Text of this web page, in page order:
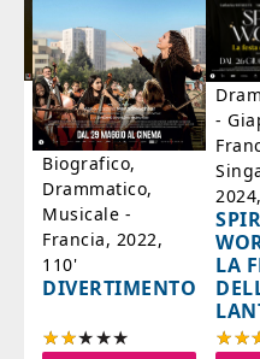
Biografico,
Drammatico,
Musicale -
Francia, 2022,
110'
DIVERTIMENTO
-
LA